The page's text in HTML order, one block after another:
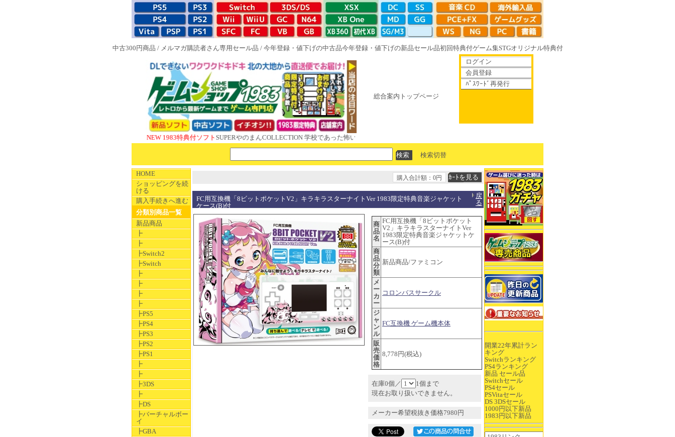
中古300円商品 / メルマガ購読者さん専用セール品 / 今年登録・値下げの中古品今年登録・値下げの新品セール品初回特典付ゲーム集STGオリジナル特典付
総合案内トップページ
NEW 1983特典付ソフトSUPERやのまんCOLLECTION 学校であった怖い話と晦󠄀つきこもり ルート16R やがて散りゆく鏡の花へ 70年代風ロボットアニメ ゲッP-X アレサCOLLECTION 1993-
ログイン
会員登録
ﾊﾟｽﾜｰﾄﾞ再発行
検索切替
HOME
ショッピングを続
ける
購入手続きへ進む
分類別商品一覧
新品商品
┣
┣
┣Switch2
┣Switch
┣
┣
┣
┣
┣PS5
┣PS4
┣PS3
┣PS2
┣PS1
┣
┣
┣3DS
┣
┣DS
┣バーチャルボー
イ
┣GBA
開業22年累計ラン
キング
Switchランキング
PS4ランキング
新品 セール品
Switchセール
PS4セール
PSVitaセール
DS 3DSセール
1000円以下新品
1983円以下新品
購入合計額：0円
FC用互換機「8ビットポケットV2」キラキラスターナイトVer 1983限定特典音楽ジャケット
ケース(B)付
戻
る
商
品
名
FC用互換機「8ビットポケット
V2」キラキラスターナイトVer
1983限定特典音楽ジャケットケ
ース(B)付
商
品
分
類
新品商品/ファミコン
メ
ー
カ
ー
コロンバスサークル
ジ
ャ
ン
ル
FC互換機 ゲーム機本体
販
売
価
格
8,778円(税込)
在庫0個／
1個まで
現在お取り扱いできません。
メーカー希望税抜き価格7980円